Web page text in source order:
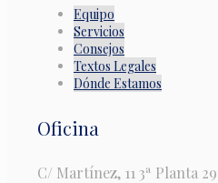
Equipo
Servicios
Consejos
Textos Legales
Dónde Estamos
Oficina
C/ Martínez, 11 3ª Planta